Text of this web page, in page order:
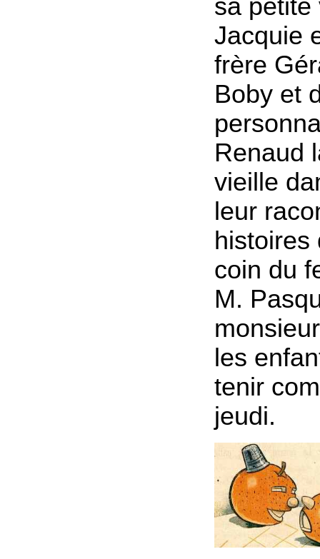
sa petite
Jacquie
frère
Boby et
Renaud
vieille
leur
histoires
coin du
M.
les
tenir
jeudi.